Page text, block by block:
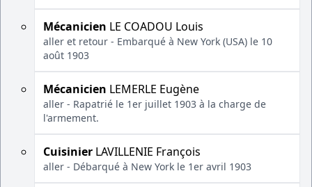
Mécanicien LE COADOU Louis
aller et retour - Embarqué à New York (USA) le 10
août 1903
Mécanicien LEMERLE Eugène
aller - Rapatrié le 1er juillet 1903 à la charge de
l'armement.
Cuisinier LAVILLENIE François
aller - Débarqué à New York le 1er avril 1903